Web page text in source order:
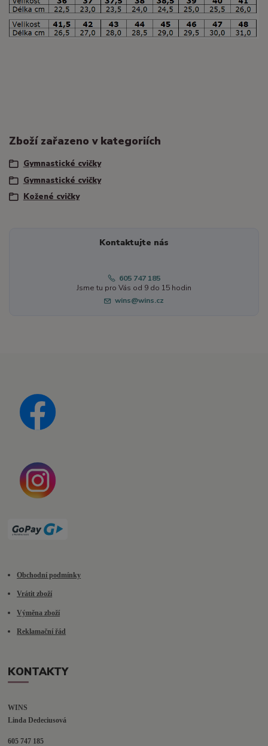
Zboží zařazeno v kategoriích
Gymnastické cvičky
Gymnastické cvičky
Kožené cvičky
Kontaktujte nás
605 747 185
Jsme tu pro Vás od 9 do 15 hodin
wins@wins.cz
Obchodní podmínky
Vrátit zboží
Výměna zboží
Reklamační řád
KONTAKTY
WINS
Linda Dedeciusová
605 747 185